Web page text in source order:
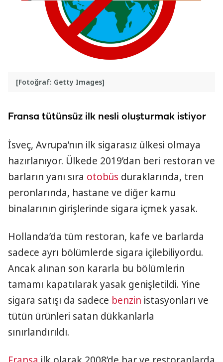
[Fotoğraf: Getty Images]
Fransa tütünsüz ilk nesli oluşturmak istiyor
İsveç, Avrupa’nın ilk sigarasız ülkesi olmaya
hazırlanıyor. Ülkede 2019’dan beri restoran ve
barların yanı sıra otobüs duraklarında, tren
peronlarında, hastane ve diğer kamu
binalarının girişlerinde sigara içmek yasak.
Hollanda’da tüm restoran, kafe ve barlarda
sadece ayrı bölümlerde sigara içilebiliyordu.
Ancak alınan son kararla bu bölümlerin
tamamı kapatılarak yasak genişletildi. Yine
sigara satışı da sadece benzin istasyonları ve
tütün ürünleri satan dükkanlarla
sınırlandırıldı.